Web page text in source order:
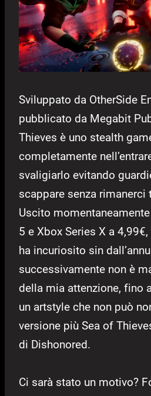
Sviluppato da OtherSide
pubblicato da Megabit
Thieves è uno stealth
completamente
svaligiarlo evitando
scappare senza rimanerci
Uscito
5 e Xbox Series X a
ha incuriosito sin
successivamente non è
della mia attenzione, fino
un artstyle che non può
versione più Sea of
di Dishonored.
Ci sarà stato un motivo?